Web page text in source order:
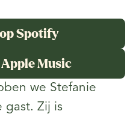
Spotify
Music
we Stefanie
gast. Zij is